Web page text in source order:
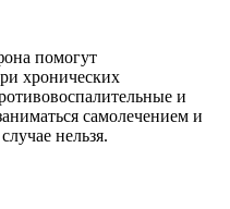
помогут
хронических
и
самолечением и
нельзя.